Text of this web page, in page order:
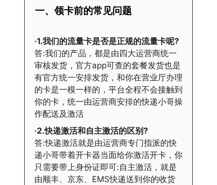
一、领卡前的常见问题
·1.我们的流量卡是否是正规的流量卡呢?
答:我们的产品，都是由四大运营商统一
审核发货，官方app可查的套餐发货也是
有官方统一安排发货，和你在营业厅办理
的卡是一模一样的，平台全程不会接触到
你的卡，统一由运营商安排的快递小哥操
作配送及激活
·2.快递激活和自主激活的区别?
答:快递激活就是由运营商专门指派的快
递小哥带着开卡器当面给你激活开卡，你
只需要带上身份证即可:自主激活，就是
由顺丰、京东、EMS快递送到你的收货